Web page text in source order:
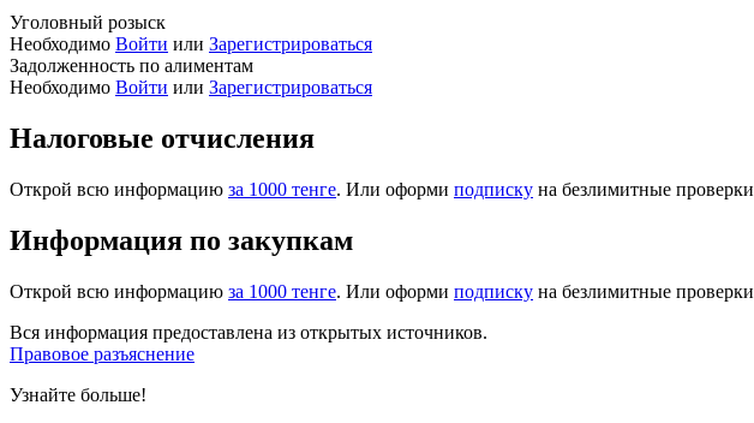
Уголовный розыск
Необходимо Войти или Зарегистрироваться
Задолженность по алиментам
Необходимо Войти или Зарегистрироваться
Налоговые отчисления
Открой всю информацию за 1000 тенге. Или оформи подписку на безлимитные проверки
Информация по закупкам
Открой всю информацию за 1000 тенге. Или оформи подписку на безлимитные проверки
Вся информация предоставлена из открытых источников.
Правовое разъяснение
Узнайте больше!